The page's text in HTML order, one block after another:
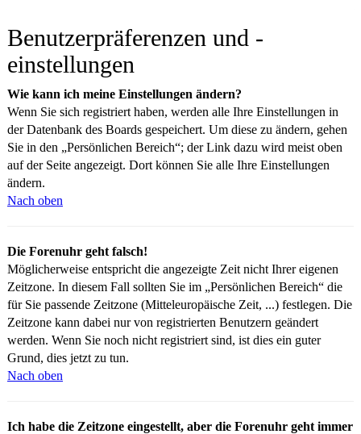
Benutzerpräferenzen und -
einstellungen
Wie kann ich meine Einstellungen ändern?
Wenn Sie sich registriert haben, werden alle Ihre Einstellungen in
der Datenbank des Boards gespeichert. Um diese zu ändern, gehen
Sie in den „Persönlichen Bereich“; der Link dazu wird meist oben
auf der Seite angezeigt. Dort können Sie alle Ihre Einstellungen
ändern.
Nach oben
Die Forenuhr geht falsch!
Möglicherweise entspricht die angezeigte Zeit nicht Ihrer eigenen
Zeitzone. In diesem Fall sollten Sie im „Persönlichen Bereich“ die
für Sie passende Zeitzone (Mitteleuropäische Zeit, ...) festlegen. Die
Zeitzone kann dabei nur von registrierten Benutzern geändert
werden. Wenn Sie noch nicht registriert sind, ist dies ein guter
Grund, dies jetzt zu tun.
Nach oben
Ich habe die Zeitzone eingestellt, aber die Forenuhr geht immer